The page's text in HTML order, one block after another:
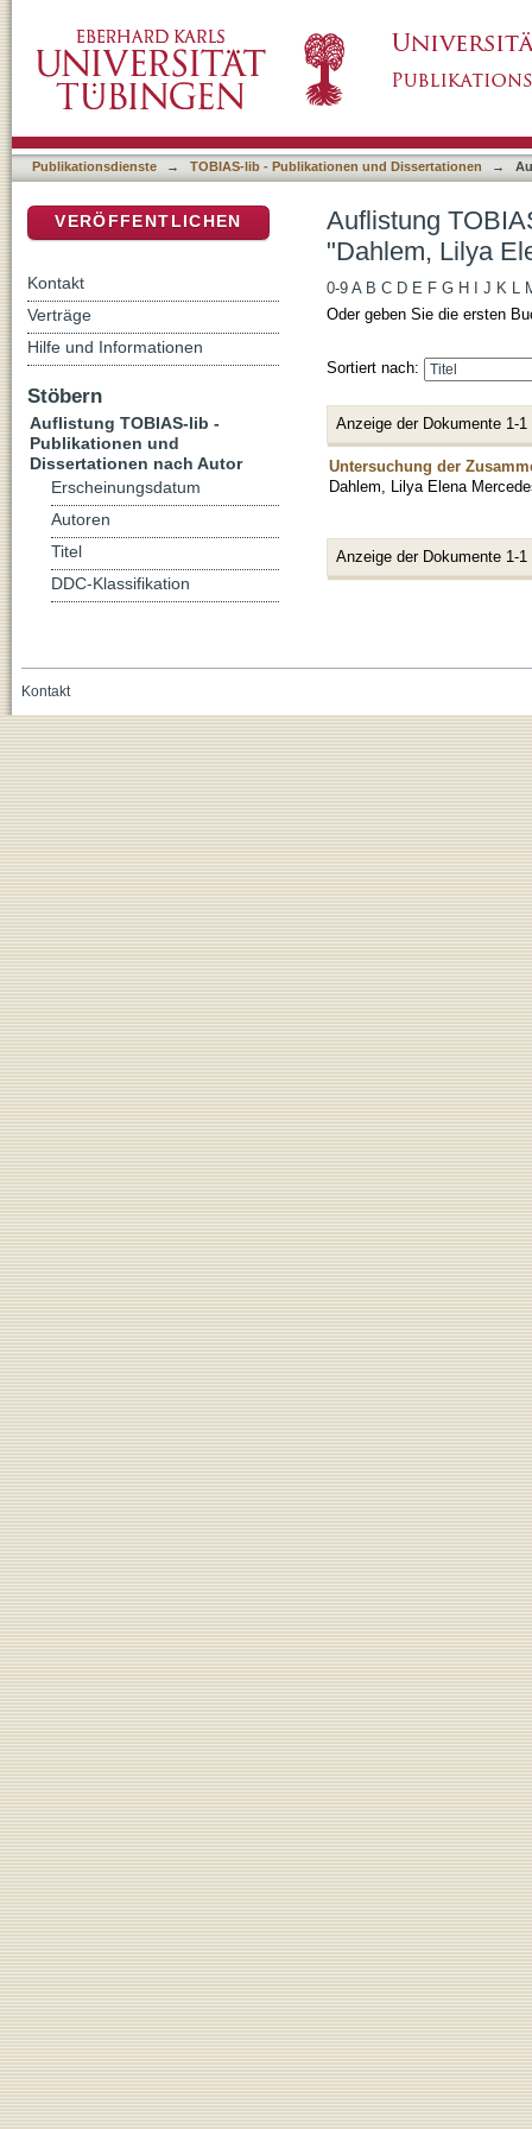
Mercedes"
Publikationsdienste → TOBIAS-lib - Publikationen und Dissertationen →
Auflistung
"Dahlem, Lilya
0-9 A B C D E F G H J K L
Oder geben Sie die ersten
Sortiert nach:
Anzeige der Dokumente 1-1
Untersuchung der
Dahlem, Lilya Elena
Anzeige der Dokumente 1-1
VERÖFFENTLICHEN
Kontakt
Verträge
Hilfe und Informationen
Stöbern
Auflistung TOBIAS-lib -
Publikationen und
Dissertationen nach Autor
Erscheinungsdatum
Autoren
Titel
DDC-Klassifikation
Kontakt